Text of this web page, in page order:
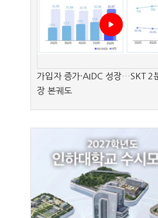
가입자 증가·AIDC 성장…SKT 2
장 본궤도